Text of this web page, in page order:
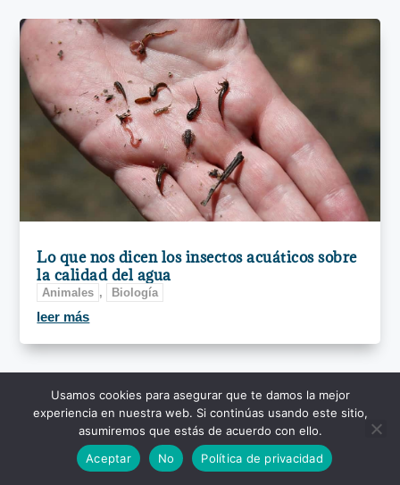
Lo que nos dicen los insectos acuáticos sobre
la calidad del agua
Animales , Biología
leer más
Usamos cookies para asegurar que te damos la mejor
experiencia en nuestra web. Si continúas usando este sitio,
asumiremos que estás de acuerdo con ello.
Aceptar
No Política de privacidad